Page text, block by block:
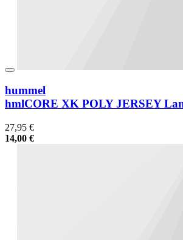
hummel
hmlCORE XK POLY JERSEY
27,95 €
14,00 €